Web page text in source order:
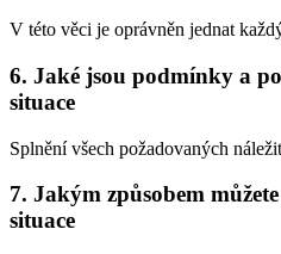
V této věci je oprávněn jednat
6. Jaké jsou podmínky a
situace
Splnění všech požadovaných
7. Jakým způsobem
situace